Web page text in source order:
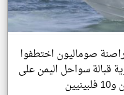
صوماليون اختطفوا
قبالة سواحل اليمن على